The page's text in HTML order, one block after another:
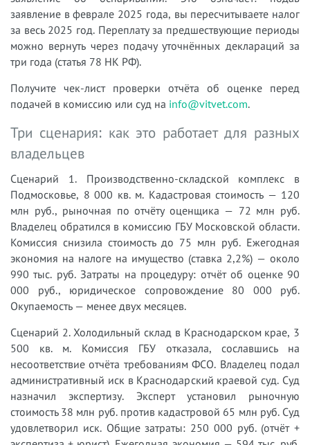
заявление в феврале 2025 года, вы пересчитываете налог
за весь 2025 год. Переплату за предшествующие периоды
можно вернуть через подачу уточнённых деклараций за
три года (статья 78 НК РФ).
Получите чек-лист проверки отчёта об оценке перед
подачей в комиссию или суд на info@vitvet.com.
Три сценария: как это работает для разных
владельцев
Сценарий 1. Производственно-складской комплекс в
Подмосковье, 8 000 кв. м. Кадастровая стоимость — 120
млн руб., рыночная по отчёту оценщика — 72 млн руб.
Владелец обратился в комиссию ГБУ Московской области.
Комиссия снизила стоимость до 75 млн руб. Ежегодная
экономия на налоге на имущество (ставка 2,2%) — около
990 тыс. руб. Затраты на процедуру: отчёт об оценке 90
000 руб., юридическое сопровождение 80 000 руб.
Окупаемость — менее двух месяцев.
Сценарий 2. Холодильный склад в Краснодарском крае, 3
500 кв. м. Комиссия ГБУ отказала, сославшись на
несоответствие отчёта требованиям ФСО. Владелец подал
административный иск в Краснодарский краевой суд. Суд
назначил экспертизу. Эксперт установил рыночную
стоимость 38 млн руб. против кадастровой 65 млн руб. Суд
удовлетворил иск. Общие затраты: 250 000 руб. (отчёт +